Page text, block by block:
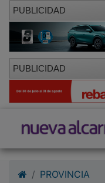
PUBLICIDAD
PUBLICIDAD